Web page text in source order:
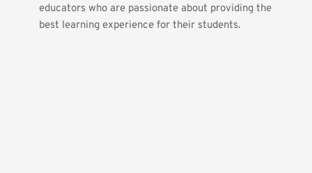
educators who are passionate about providing the
best learning experience for their students.